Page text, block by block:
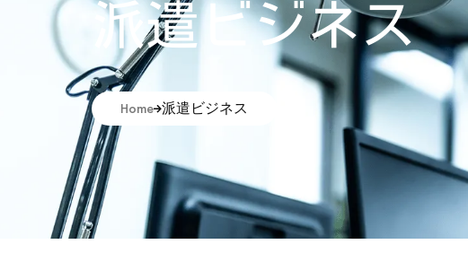
派遣ビジネス
Home 派遣ビジネス